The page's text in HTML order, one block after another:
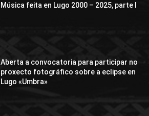
Música feita en Lugo 2000 – 2025, parte I
Aberta a convocatoria para participar no
proxecto fotográfico sobre a eclipse en
Lugo «Umbra»